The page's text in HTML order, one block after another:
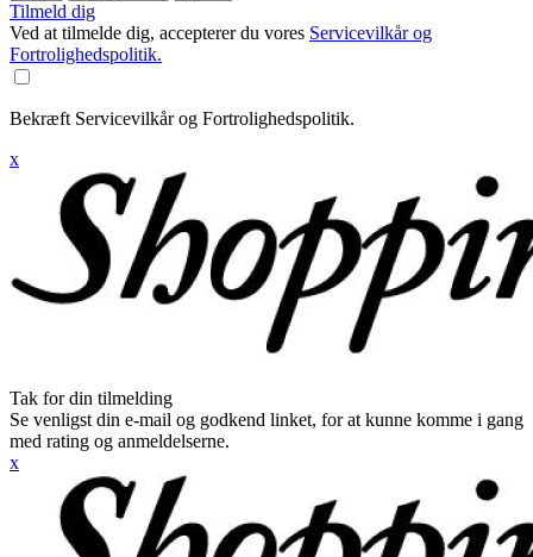
Tilmeld dig
Ved at tilmelde dig, accepterer du vores Servicevilkår og
Fortrolighedspolitik.
Bekræft Servicevilkår og Fortrolighedspolitik.
x
Tak for din tilmelding
Se venligst din e-mail og godkend linket, for at kunne komme i gang
med rating og anmeldelserne.
x